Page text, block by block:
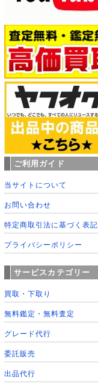
ご利用ガイド
当サイトについて
お問い合わせ
特定商取引法に基づく表記
プライバシーポリシー
サービスカテゴリー
買取・下取り
無料鑑定・無料査定
グレード代行
委託販売
出品代行